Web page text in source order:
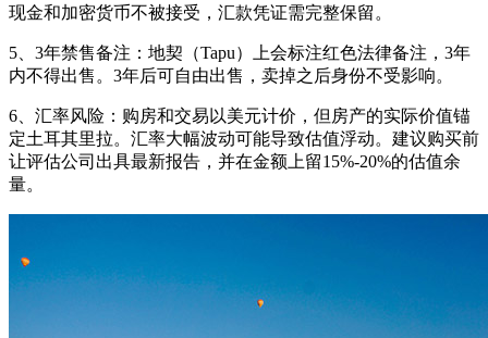
现金和加密货币不被接受，汇款凭证需完整保留。
5、3年禁售备注：地契（Tapu）上会标注红色法律备注，3年
内不得出售。3年后可自由出售，卖掉之后身份不受影响。
6、汇率风险：购房和交易以美元计价，但房产的实际价值锚
定土耳其里拉。汇率大幅波动可能导致估值浮动。建议购买前
让评估公司出具最新报告，并在金额上留15%-20%的估值余
量。